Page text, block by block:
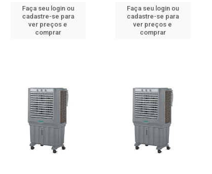
Faça seu login ou
cadastre-se para
ver preços e
comprar
Faça seu login ou
cadastre-se para
ver preços e
comprar